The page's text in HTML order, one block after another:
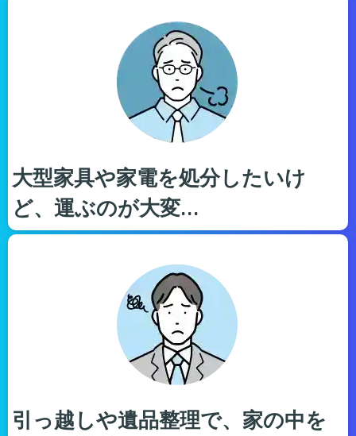
大型家具や家電を処分したいけ
ど、運ぶのが大変…
引っ越しや遺品整理で、家の中を